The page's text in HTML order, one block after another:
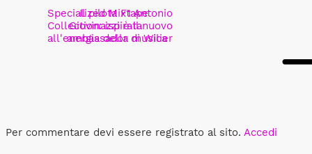
Specialized Mixtape
Collection: ispirata
all'energia della musica
Il pilota F1 Antonio
Giovinazzi è il nuovo
ambassador di Wilier
Per commentare devi essere registrato al sito. Accedi